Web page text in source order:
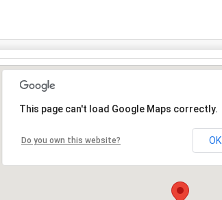
This page can't load Google Maps correctly.
Do you own this website? OK